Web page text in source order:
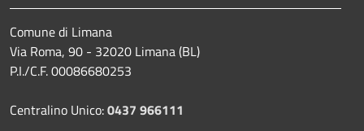
Comune di Limana
Via Roma, 90 - 32020 Limana (BL)
P.I./C.F. 00086680253
Centralino Unico:0437 966111